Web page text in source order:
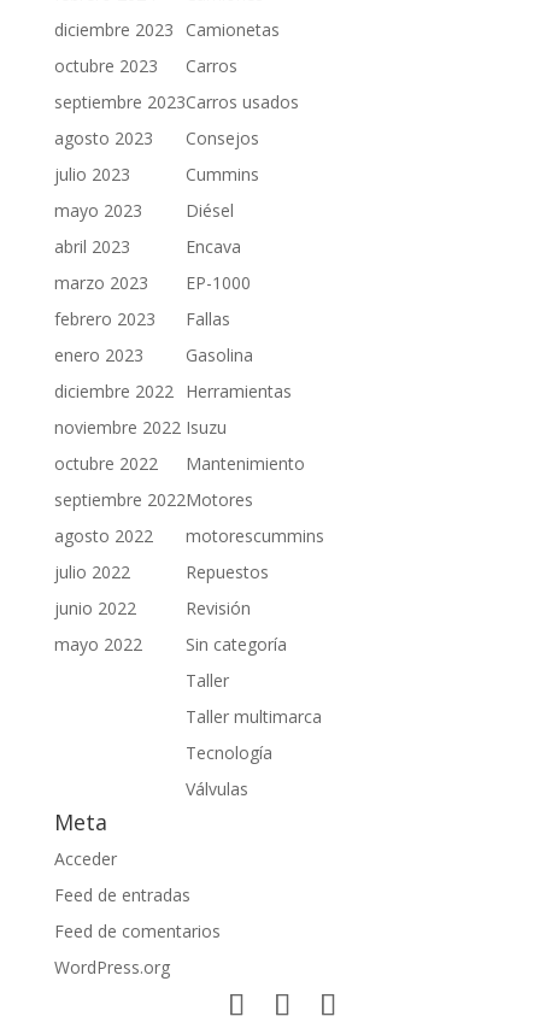
diciembre 2023
octubre 2023
septiembre 2023
agosto 2023
julio 2023
mayo 2023
abril 2023
marzo 2023
febrero 2023
enero 2023
diciembre 2022
noviembre 2022
octubre 2022
septiembre 2022
agosto 2022
julio 2022
junio 2022
mayo 2022
Camionetas
Carros
Carros usados
Consejos
Cummins
Diésel
Encava
EP-1000
Fallas
Gasolina
Herramientas
Isuzu
Mantenimiento
Motores
motorescummins
Repuestos
Revisión
Sin categoría
Taller
Taller multimarca
Tecnología
Válvulas
Meta
Acceder
Feed de entradas
Feed de comentarios
WordPress.org